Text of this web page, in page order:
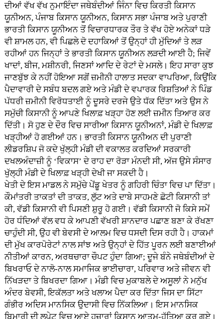
ਦੀਆਂ ਵੱਖ ਵੱਖ ਨੁਮਾਇੰਦਾ ਜਥੇਬੰਦੀਆਂ ਜਿੰਨਾ ਵਿਚ ਕਿਰਤੀ ਕਿਸਾਨ
ਯੂਨੀਅਨ, ਪੰਜਾਬ ਕਿਸਾਨ ਯੂਨੀਅਨ, ਕਿਸਾਨ ਸਭਾ ਪੰਜਾਬ ਅਤੇ ਪੁਰਾਣੀ
ਭਾਰਤੀ ਕਿਸਾਨ ਯੂਨੀਅਨ ਤੋਂ ਵਿਚਾਰਧਾਰਕ ਤੌਰ ਤੇ ਵੱਖ ਹੋਏ ਅਨੇਕਾਂ ਧੜੇ
ਵੀ ਸ਼ਾਮਲ ਹਨ, ਵੀ ਪਿਛਲੇ ਦੋ ਦਹਾਕਿਆਂ ਤੋਂ ਉਨ੍ਹਾਂ ਹੀ ਮੁੱਦਿਆਂ ਤੇ ਲੜ
ਰਹੀਆਂ ਹਨ ਜਿਨ੍ਹਾਂ ਤੇ ਭਾਰਤੀ ਕਿਸਾਨ ਯੂਨੀਅਨ ਲੜਦੀ ਆਈ ਹੈ; ਜਿਵੇਂ
ਖਾਦਾਂ, ਬੀਜ, ਮਸ਼ੀਨਰੀ, ਜਿਣਸਾਂ ਆਦਿ ਦੇ ਰੇਟਾਂ ਦੇ ਮਸਲੇ। ਇਹ ਸਾਰਾ ਕੁਝ
ਜਾਣਬੁੱਝ ਕੇ ਨਹੀਂ ਹੋਇਆ ਸਗੋਂ ਜ਼ਮੀਨੀ ਹਾਲਾਤ ਸਦਕਾ ਵਾਪਰਿਆ, ਕਿਉਂਕਿ
ਪੈਦਾਵਾਰੀ ਦੇ ਸਬੰਧ ਬਦਲ ਗਏ ਅਤੇ ਮੰਡੀ ਦੇ ਵਪਾਰਕ ਰਿਸ਼ਤਿਆਂ ਨੇ ਪਿੰਡ
ਪੱਧਰੀ ਜ਼ਮੀਨੀ ਵਿਰੋਧਤਾਈ ਨੂੰ ਦੂਸਰੇ ਦਰਜੇ ਉਤੇ ਧੱਕ ਦਿੱਤਾ ਅਤੇ ਉਸ ਨੇ
ਸਮੁੱਚੀ ਕਿਸਾਨੀ ਨੂੰ ਆਪਣੇ ਖਿਲਾਫ਼ ਖੜ੍ਹਾ ਹੋਣ ਲਈ ਜ਼ਮੀਨ ਤਿਆਰ ਕਰ
ਦਿੱਤੀ। ਸੋ ਹੁਣ ਦੇ ਦੌਰ ਵਿਚ ਸਾਰੀਆ ਕਿਸਾਨ ਯੂਨੀਅਨਾਂ, ਮੰਡੀ ਦੇ ਖਿਲਾਫ਼
ਖੜ੍ਹੀਆਂ ਹੋ ਗਈਆਂ ਹਨ। ਭਾਰਤੀ ਕਿਸਾਨ ਯੂਨੀਅਨ ਦੀ ਪੁਰਾਣੀ
ਲੀਡਰਸ਼ਿਪ ਜੋ ਕਦੇ ਖੁੱਲ੍ਹੀ ਮੰਡੀ ਦੀ ਵਕਾਲਤ ਕਰਦਿਆਂ ਸਰਕਾਰੀ
ਦਖਲਅੰਦਾਜ਼ੀ ਨੂੰ ‘ਵਿਕਾਸ’ ਦੇ ਰਾਹ ਦਾ ਰੋੜਾ ਮੰਨਦੀ ਸੀ, ਅੱਜ ਉਸੇ ਸੰਸਾਰ
ਖੁੱਲ੍ਹੀ ਮੰਡੀ ਦੇ ਖਿਲਾਫ਼ ਖੜ੍ਹੀ ਦੇਖੀ ਜਾ ਸਕਦੀ ਹੈ।
ਖੇਤੀ ਦੇ ਇਸ ਮਾਡਲ ਨੇ ਸਮੁੱਚੇ ਪੇਂਡੂ ਖੇਤਰ ਨੂੰ ਗਹਿਰੀ ਚਿੰਤਾ ਵਿਚ ਪਾ ਦਿੱਤਾ।
ਕੌਮਾਂਤਰੀ ਤਾਕਤਾਂ ਦੀ ਤਾਕਤ, ਲੁੱਟ ਅਤੇ ਦਾਬੇ ਸਾਹਮਣੇ ਛੋਟੀ ਕਿਸਾਨੀ ਤਾਂ
ਕੀ, ਵੱਡੀ ਕਿਸਾਨੀ ਵੀ ਪਿਸਣੀ ਸ਼ੁਰੂ ਹੋ ਗਈ। ਵੱਡੀ ਕਿਸਾਨੀ ਜੋ ਕਿਸੇ ਸਮੇਂ
ਹੋਰ ਧੰਦਿਆਂ ਵੱਲ ਵਧ ਕੇ ਆਪਣੀ ਵੱਖਰੀ ਸ਼ਾਨਦਾਰ ਪਛਾਣ ਬਣਾ ਕੇ ਰੱਖਣਾ
ਚਾਹੁੰਦੀ ਸੀ, ਉਹ ਵੀ ਬੇਵਸੀ ਦੇ ਆਲਮ ਵਿਚ ਧਸਦੀ ਦਿਸ ਰਹੀ ਹੈ। ਹਾਕਮਾਂ
ਦੀ ਮੁੱਖ ਕਾਰਪੋਰੇਟਾਂ ਨਾਲ ਸਾਂਝ ਅਤੇ ਉਨ੍ਹਾਂ ਦੇ ਹਿੱਤ ਪੂਰਨ ਲਈ ਬਣਾਈਆਂ
ਨੀਤੀਆਂ ਕਾਰਨ, ਅਰਥਚਾਰਾ ਚੌਪਟ ਹੁੰਦਾ ਗਿਆ; ਦੂਜੇ ਬੰਨੇ ਜਥੇਬੰਦੀਆਂ ਦੇ
ਬਿਖਰਾਓ ਦੇ ਨਾਲੋ-ਨਾਲ ਸਮਾਜਿਕ ਭਾਈਚਾਰਾ, ਪਰਿਵਾਰ ਅਤੇ ਜੀਵਨ ਵੀ
ਨਿੱਖੜਦਾ ਤੇ ਬਿਖਰਦਾ ਗਿਆ। ਮੰਡੀ ਵਿਚ ਮੁਕਾਬਲੇ ਦੇ ਅਸੂਲਾਂ ਨੇ ਮਨੁੱਖ
ਅੰਦਰ ਬੇਵਸੀ, ਇਕੱਲਤਾ ਅਤੇ ਖਲਾਅ ਪੈਦਾ ਕਰ ਦਿੱਤਾ ਜਿਸ ਦਾ ਸਿੱਟਾ
ਗੰਭੀਰ ਅਦਿਸ ਮਾਨਸਿਕ ਉਦਾਸੀ ਵਿਚ ਨਿੱਕਲਿਆ। ਇਸ ਮਾਨਸਿਕ
ਬਿਮਾਰੀ ਦੀ ਲਪੇਟ ਵਿਚ ਆਏ ਹਜ਼ਾਰਾਂ ਕਿਸਾਨ ਆਤਮ-ਹੱਤਿਆ ਕਰ ਗਏ।